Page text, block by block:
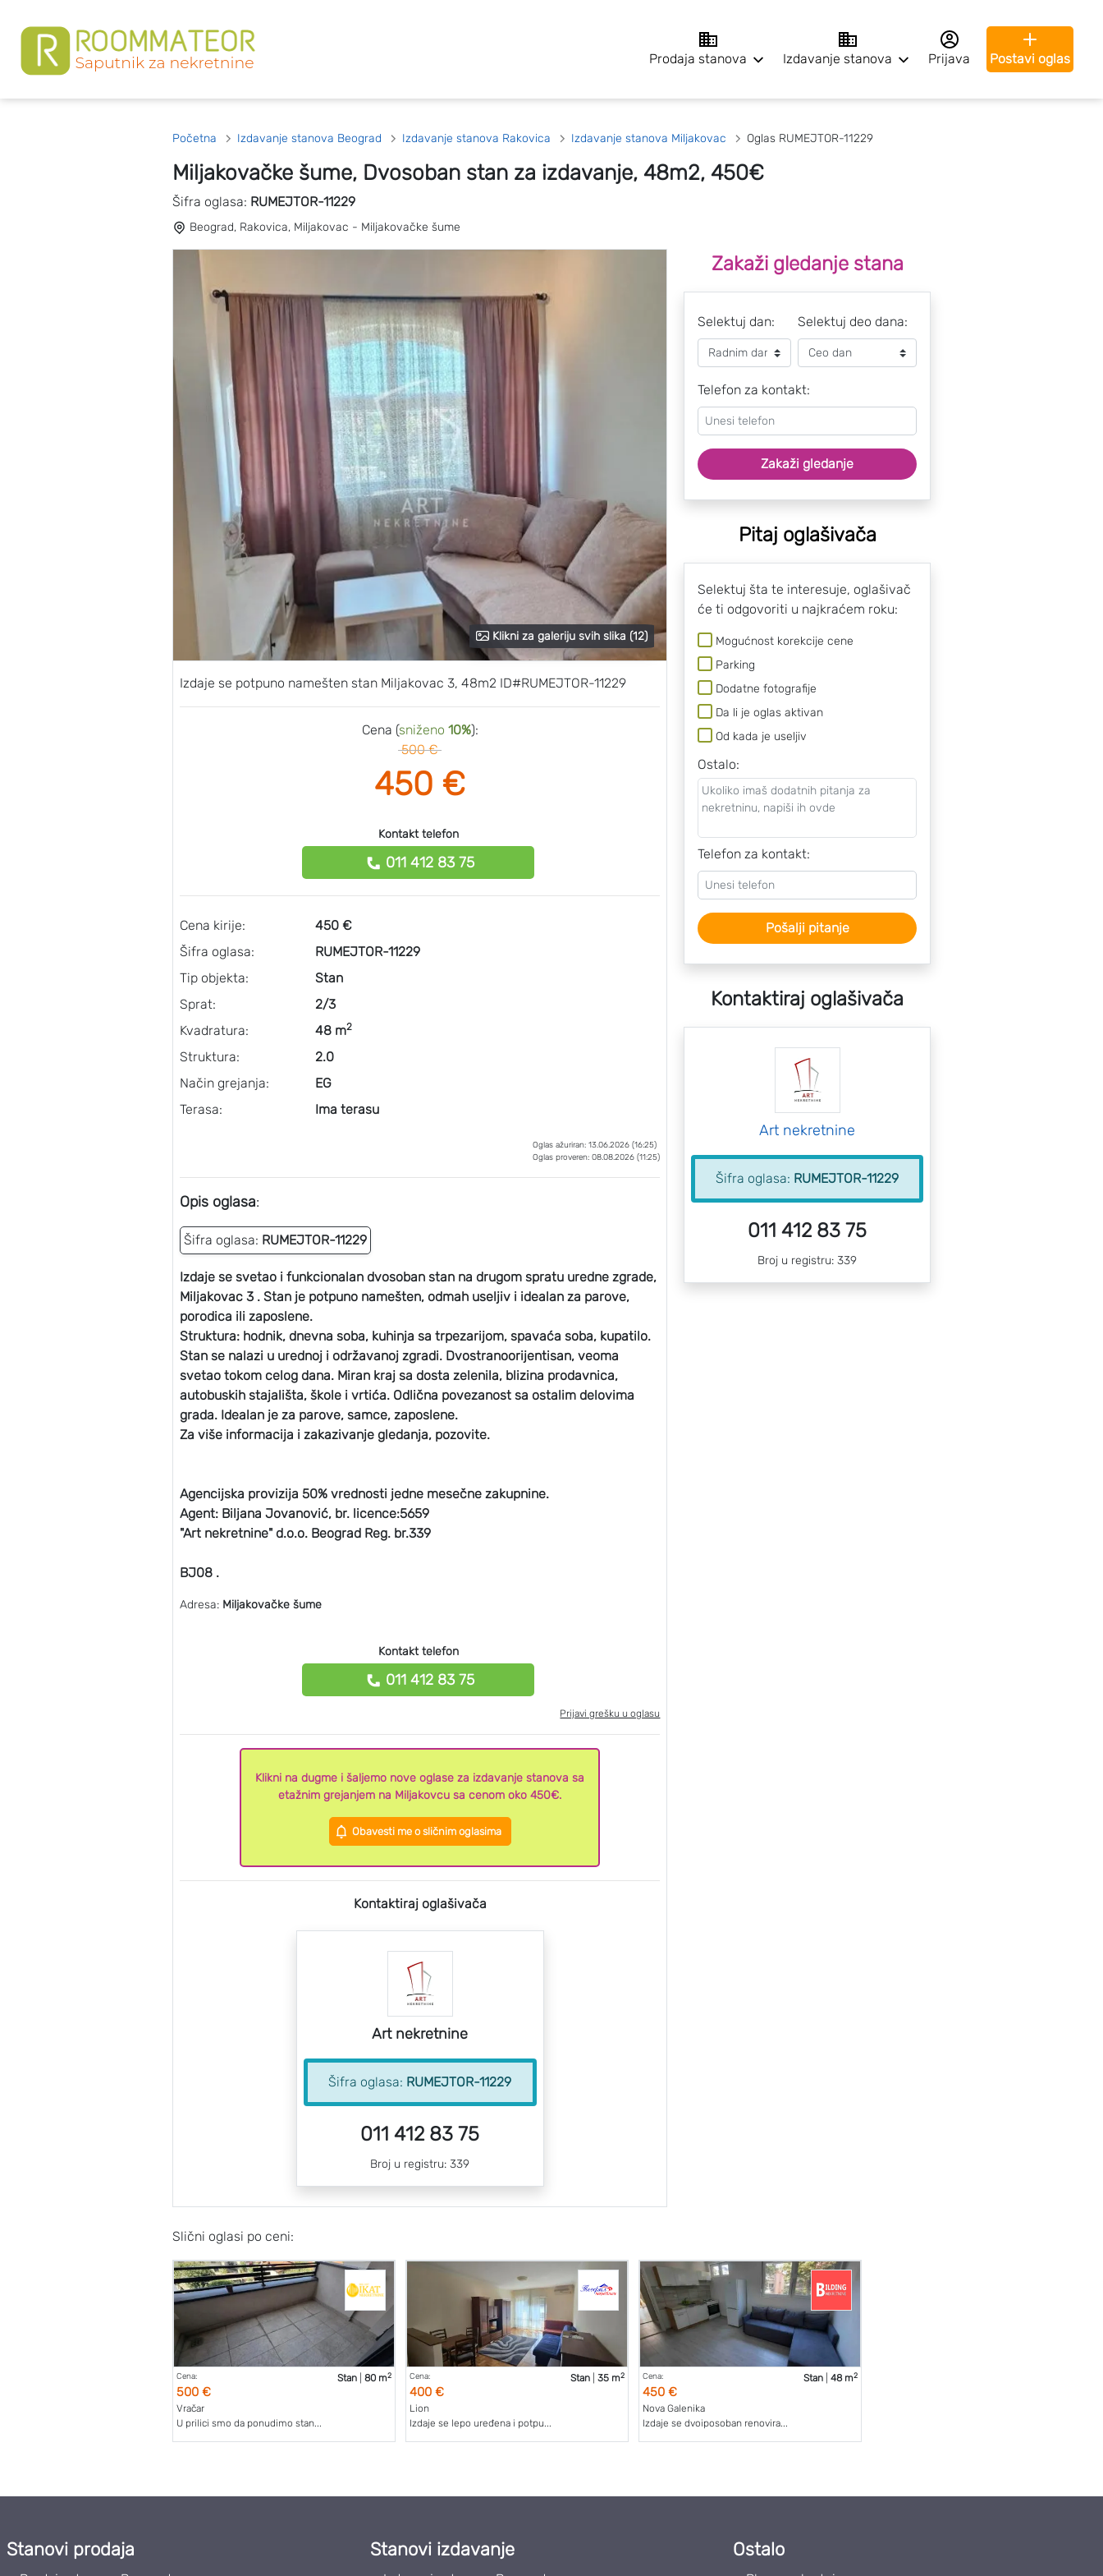
Prodaja stanova Izdavanje stanova Prijava Postavi oglas
Početna Izdavanje stanova Beograd Izdavanje stanova Rakovica Izdavanje stanova Miljakovac Oglas RUMEJTOR-11229
Miljakovačke šume, Dvosoban stan za izdavanje, 48m2, 450€
Šifra oglasa: RUMEJTOR-11229
Beograd, Rakovica, Miljakovac - Miljakovačke šume
Klikni za galeriju svih slika (12)
Izdaje se potpuno namešten stan Miljakovac 3, 48m2 ID#RUMEJTOR-11229
Cena (sniženo 10%):
500 €
450 €
Kontakt telefon
011 412 83 75
Cena kirije:
Šifra oglasa:
Tip objekta:
Sprat:
Kvadratura:
Struktura:
Način grejanja:
Terasa:
450 €
RUMEJTOR-11229
Stan
2/3
48 m2
2.0
EG
Ima terasu
Oglas ažuriran: 13.06.2026 (16:25)
Oglas proveren: 08.08.2026 (11:25)
Opis oglasa:
Šifra oglasa: RUMEJTOR-11229
Izdaje se svetao i funkcionalan dvosoban stan na drugom spratu uredne zgrade,
Miljakovac 3 . Stan je potpuno namešten, odmah useljiv i idealan za parove,
porodica ili zaposlene.
Struktura: hodnik, dnevna soba, kuhinja sa trpezarijom, spavaća soba, kupatilo.
Stan se nalazi u urednoj i održavanoj zgradi. Dvostranoorijentisan, veoma
svetao tokom celog dana. Miran kraj sa dosta zelenila, blizina prodavnica,
autobuskih stajališta, škole i vrtića. Odlična povezanost sa ostalim delovima
grada. Idealan je za parove, samce, zaposlene.
Za više informacija i zakazivanje gledanja, pozovite.
Agencijska provizija 50% vrednosti jedne mesečne zakupnine.
Agent: Biljana Jovanović, br. licence:5659
"Art nekretnine" d.o.o. Beograd Reg. br.339
BJ08 .
Adresa: Miljakovačke šume
Kontakt telefon
011 412 83 75
Prijavi grešku u oglasu
Klikni na dugme i šaljemo nove oglase za izdavanje stanova sa
etažnim grejanjem na Miljakovcu sa cenom oko 450€.
Obavesti me o sličnim oglasima
Kontaktiraj oglašivača
Art nekretnine
Šifra oglasa: RUMEJTOR-11229
011 412 83 75
Broj u registru: 339
Zakaži gledanje stana
Selektuj dan: Selektuj deo dana:
Telefon za kontakt:
Zakaži gledanje
Pitaj oglašivača
Selektuj šta te interesuje, oglašivač
će ti odgovoriti u najkraćem roku:
Mogućnost korekcije cene
Parking
Dodatne fotografije
Da li je oglas aktivan
Od kada je useljiv
Ostalo:
Telefon za kontakt:
Pošalji pitanje
Kontaktiraj oglašivača
Art nekretnine
Šifra oglasa: RUMEJTOR-11229
011 412 83 75
Broj u registru: 339
Slični oglasi po ceni:
Cena:
500 €
Stan| 80 m2
Vračar
U prilici smo da ponudimo stan...
Cena:
400 €
Stan| 35 m2
Lion
Izdaje se lepo uređena i potpu...
Cena:
450 €
Stan| 48 m2
Nova Galenika
Izdaje se dvoiposoban renovira...
Stanovi prodaja Stanovi izdavanje Ostalo